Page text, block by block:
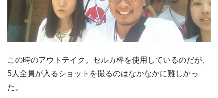
この時のアウトテイク。セルカ棒を使用しているのだが、
5人全員が入るショットを撮るのはなかなかに難しかっ
た。